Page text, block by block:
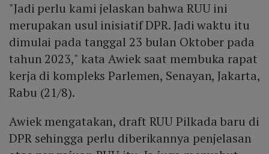
"Jadi perlu kami jelaskan bahwa RUU ini
merupakan usul inisiatif DPR. Jadi waktu itu
dimulai pada tanggal 23 bulan Oktober pada
tahun 2023," kata Awiek saat membuka rapat
kerja di kompleks Parlemen, Senayan, Jakarta,
Rabu (21/8).
Awiek mengatakan, draft RUU Pilkada baru di
DPR sehingga perlu diberikannya penjelasan